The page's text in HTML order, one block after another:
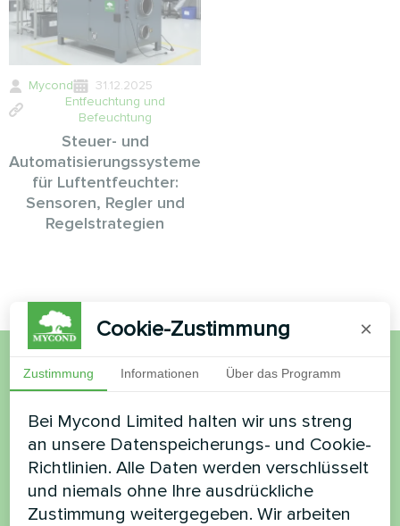
Mycond
31.12.2025
Entfeuchtung und
Befeuchtung
Steuer- und
Automatisierungssysteme
für Luftentfeuchter:
Sensoren, Regler und
Regelstrategien
Möchten Sie kaufen oder
haben Sie Fragen?
Kontaktieren Sie uns und wir werden Ihnen
helfen
Cookie-Zustimmung ×
Zustimmung Informationen Über das Programm
Bei Mycond Limited halten wir uns streng
an unsere Datenspeicherungs- und Cookie-
Richtlinien. Alle Daten werden verschlüsselt
und niemals ohne Ihre ausdrückliche
Zustimmung weitergegeben. Wir arbeiten